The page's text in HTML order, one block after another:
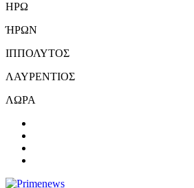
ΗΡΩ
ΉΡΩΝ
ΙΠΠΟΛΥΤΟΣ
ΛΑΥΡΕΝΤΙΟΣ
ΛΩΡΑ